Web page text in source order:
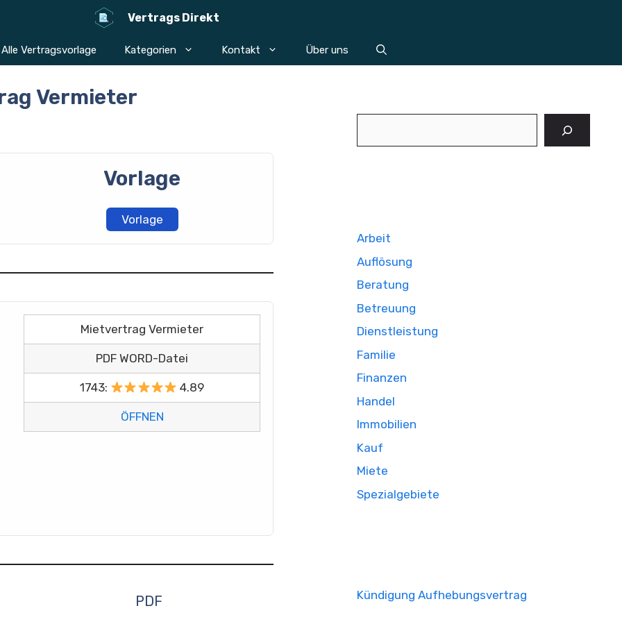
Vertrags Direkt
Alle Vertragsvorlage Kategorien Kontakt Über uns
Vermieter
Vorlage
Vorlage
Mietvertrag Vermieter
PDF WORD-Datei
1743: 4.89
ÖFFNEN
PDF
Arbeit
Auflösung
Beratung
Betreuung
Dienstleistung
Familie
Finanzen
Handel
Immobilien
Kauf
Miete
Spezialgebiete
Kündigung Aufhebungsvertrag